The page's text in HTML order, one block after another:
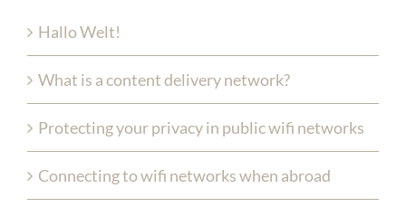
Hallo Welt!
What is a content delivery network?
Protecting your privacy in public wifi networks
Connecting to wifi networks when abroad